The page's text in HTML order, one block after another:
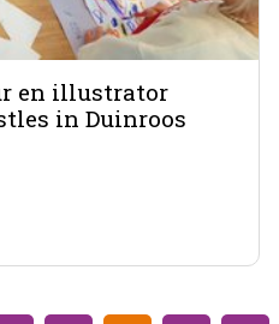
en illustrator
in Duinroos